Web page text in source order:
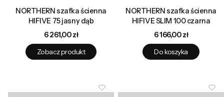
NORTHERN szafka ścienna
HIFIVE 75 jasny dąb
Cena
6 261,00 zł
Zobacz produkt
NORTHERN szafka ścienna
HIFIVE SLIM 100 czarna
Cena
6 166,00 zł
Do koszyka